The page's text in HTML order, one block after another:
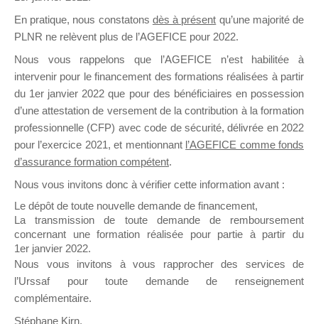
il y a un mois
Ce groupe est destiné aux Organismes de
Formation qui souhaitent répondre à l’Appel à
Propositions Mallette du Dirigeant.
Ce groupe propose un forum dédié au support
sur lequel il est possible de laisser un message
ou poser une question.
NB : Il est nécessaire d’être
pouvoir rejoindre ce groupe
En pratique, nous constatons dès à présent qu’une majorité de
PLNR ne relèvent plus de l’AGEFICE pour 2022.
Nous vous rappelons que l’AGEFICE n’est habilitée à
intervenir pour le financement des formations réalisées à partir
du 1er janvier 2022 que pour des bénéficiaires en possession
d’une attestation de versement de la contribution à la formation
professionnelle (CFP) avec code de sécurité, délivrée en 2022
pour l’exercice 2021, et mentionnant l’AGEFICE comme fonds
d’assurance formation compétent.
Nous vous invitons donc à vérifier cette information avant :
Le dépôt de toute nouvelle demande de financement,
La transmission de toute demande de remboursement
concernant une formation réalisée pour partie à partir du
1er janvier 2022.
Nous vous invitons à vous rapprocher des services de
l’Urssaf pour toute demande de renseignement
complémentaire.
Stéphane Kirn,